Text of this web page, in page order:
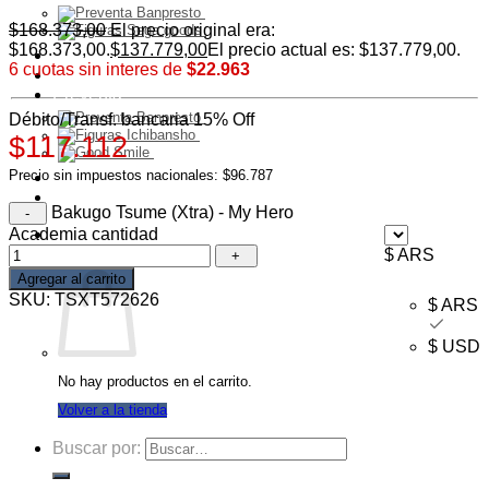
Franquicia
Ultimos Ingresos
Preventa
Ofertas
$ ARS
$ ARS
$ USD
No hay productos en el carrito.
Volver a la tienda
Buscar por:
$168.373,00 El precio original era:
$168.373,00.$137.779,00El precio actual es: $137.779,00.
6 cuotas sin interes de $22.963
Débito/Transf. bancaria 15% Off
$117.112
Precio sin impuestos nacionales: $96.787
Bakugo Tsume (Xtra) - My Hero
Academia cantidad
Agregar al carrito
SKU: TSXT572626